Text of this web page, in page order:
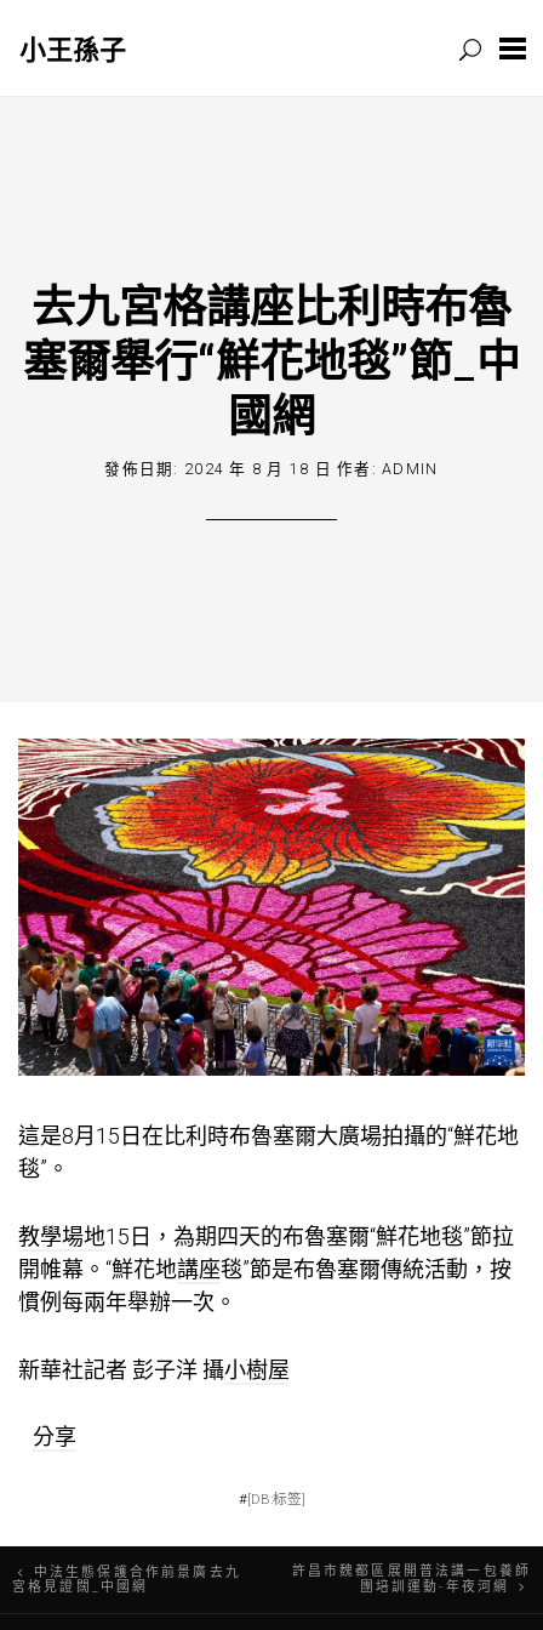
小王孫子
去九宮格講座比利時布魯
塞爾舉行“鮮花地毯”節_中
國網
發佈日期: 2024 年 8 月 18 日 作者:ADMIN
這是8月15日在比利時布魯塞爾大廣場拍攝的“鮮花地
毯”。
教學場地15日，為期四天的布魯塞爾“鮮花地毯”節拉
開帷幕。“鮮花地講座毯”節是布魯塞爾傳統活動，按
慣例每兩年舉辦一次。
新華社記者 彭子洋 攝小樹屋
分享
#[DB:标签]
文中法生態保護合作前景廣去九
宮格見證闊_中國網
許昌市魏都區展開普法講一包養師
團培訓運動-年夜河網